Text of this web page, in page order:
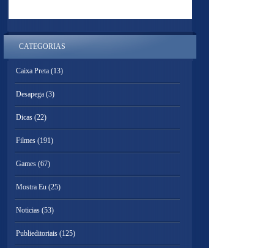
CATEGORIAS
Caixa Preta (13)
Desapega (3)
Dicas (22)
Filmes (191)
Games (67)
Mostra Eu (25)
Noticias (53)
Publieditoriais (125)